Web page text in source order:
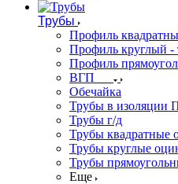
Трубы
Профиль
Профиль круглый -
Профиль
ВГП
Обечайка
Трубы в изоляции
Трубы г/д
Трубы квадратные
Трубы круглые
Трубы
Еще